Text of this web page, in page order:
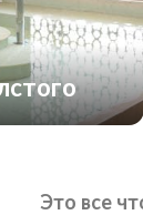
Это все